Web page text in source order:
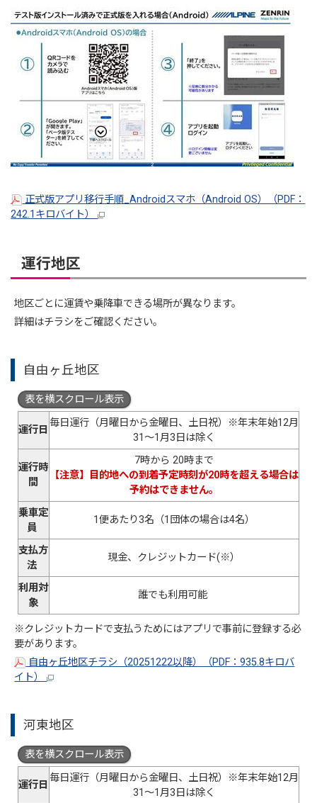
正式版アプリ移行手順_Androidスマホ（Android OS）（PDF：
242.1キロバイト）
運行地区
地区ごとに運賃や乗降車できる場所が異なります。
詳細はチラシをご確認ください。
自由ヶ丘地区
表を横スクロール表示
運行日
毎日運行（月曜日から金曜日、土日祝）※年末年始12月
31～1月3日は除く
運行時
間
7時から 20時まで
【注意】目的地への到着予定時刻が20時を超える場合は
予約はできません。
乗車定
員
1便あたり3名（1団体の場合は4名）
支払方
法
現金、クレジットカード(※）
利用対
象
誰でも利用可能
※クレジットカードで支払うためにはアプリで事前に登録する必
要があります。
自由ヶ丘地区チラシ（20251222以降）（PDF：935.8キロバ
イト）
河東地区
表を横スクロール表示
運行日
毎日運行（月曜日から金曜日、土日祝）※年末年始12月
31～1月3日は除く